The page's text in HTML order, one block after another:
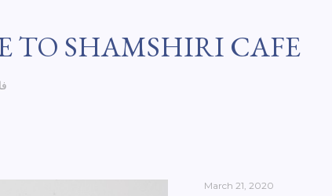
TO SHAMSHIRI CAFE
March 21, 2020